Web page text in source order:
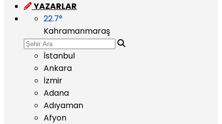
YAZARLAR
22.7°
Kahramanmaraş
İstanbul
Ankara
İzmir
Adana
Adıyaman
Afyon